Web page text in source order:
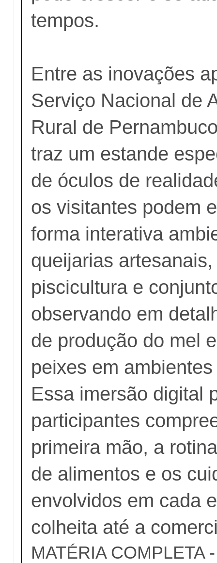
tempos.
Entre as inovações
Serviço Nacional de
Rural de
traz um estande
de óculos de
os visitantes podem
forma interativa
queijarias
piscicultura e
observando em
de produção do mel
peixes em
Essa imersão digital
participantes
primeira mão, a
de alimentos e os
envolvidos em cada
colheita até a
MATÉRIA COMPLETA